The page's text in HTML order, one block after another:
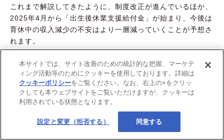
これまで解説してきたように、制度改正が進んでいるほか、
2025年4月から「出生後休業支援給付金」が始まり、今後は
育休中の収入減少の不安はより一層減っていくことが予想さ
れます。
ただし、「出生後休業支援給付金」が適用されるのは一定期
間に限られますし、子どもが生まれると今までよりも出費が
かさむこともあるでしょう。
必要以上にお金の心配をせず、子育てに集中できるように、
育休期間のための備えは計画的にしましょう。
本サイトでは、サイト改善のための統計的な把握、マーケテ
ィング活動等のためにクッキーを使用しております。詳細は
クッキーポリシーをご覧ください。なお、右上の×をクリッ
クしても本ウェブサイトをご覧いただけますが、クッキーは
利用されている状態となります。
設定と変更（拒否する） 同意する